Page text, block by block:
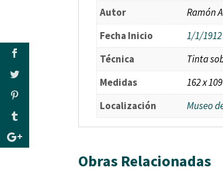
Autor
Ramón
Fecha Inicio
1/1/1912
Técnica
Tinta
Medidas
162 x 109
Localización
Museo
Obras Relacionadas